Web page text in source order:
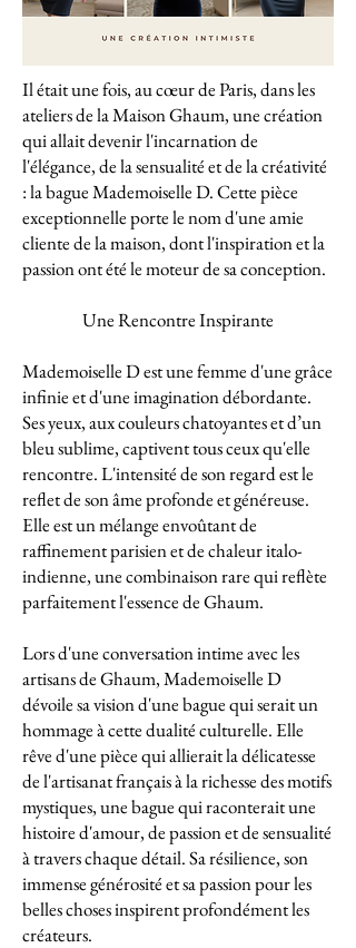
Il était une fois, au cœur de Paris, dans les
ateliers de la Maison Ghaum, une création
qui allait devenir l'incarnation de
l'élégance, de la sensualité et de la créativité
: la bague Mademoiselle D. Cette pièce
exceptionnelle porte le nom d'une amie
cliente de la maison, dont l'inspiration et la
passion ont été le moteur de sa conception.
Une Rencontre Inspirante
Mademoiselle D est une femme d'une grâce
infinie et d'une imagination débordante.
Ses yeux, aux couleurs chatoyantes et d’un
bleu sublime, captivent tous ceux qu'elle
rencontre. L'intensité de son regard est le
reflet de son âme profonde et généreuse.
Elle est un mélange envoûtant de
raffinement parisien et de chaleur italo-
indienne, une combinaison rare qui reflète
parfaitement l'essence de Ghaum.
Lors d'une conversation intime avec les
artisans de Ghaum, Mademoiselle D
dévoile sa vision d'une bague qui serait un
hommage à cette dualité culturelle. Elle
rêve d'une pièce qui allierait la délicatesse
de l'artisanat français à la richesse des motifs
mystiques, une bague qui raconterait une
histoire d'amour, de passion et de sensualité
à travers chaque détail. Sa résilience, son
immense générosité et sa passion pour les
belles choses inspirent profondément les
créateurs.